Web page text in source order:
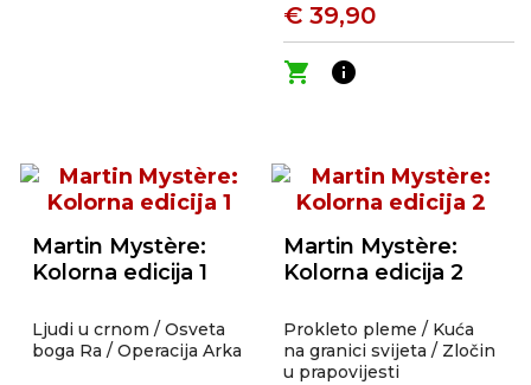
€ 39,90
shopping_cart
info
Martin Mystère:
Kolorna edicija 1
Ljudi u crnom / Osveta
boga Ra / Operacija Arka
Martin Mystère:
Kolorna edicija 2
Prokleto pleme / Kuća
na granici svijeta / Zločin
u prapovijesti